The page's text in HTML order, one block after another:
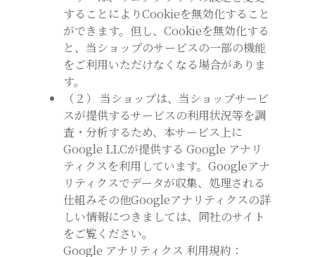
することによりCookieを無効化すること
ができます。但し、Cookieを無効化する
と、当ショップのサービスの一部の機能
をご利用いただけなくなる場合がありま
す。
（２） 当ショップは、当ショップサービ
スが提供するサービスの利用状況等を調
査・分析するため、本サービス上に
Google LLCが提供する Google アナリ
ティクスを利用しています。Googleアナ
リティクスでデータが収集、処理される
仕組みその他Googleアナリティクスの詳
しい情報につきましては、同社のサイト
をご覧ください。
Google アナリティクス 利用規約：